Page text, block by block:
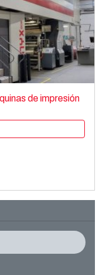
CB Starkon 100
de impresión